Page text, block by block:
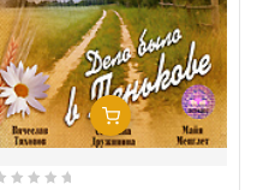
Добавить В Корзину